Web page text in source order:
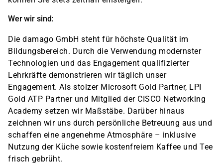
Wer wir sind:
Die damago GmbH steht für höchste Qualität im
Bildungsbereich. Durch die Verwendung modernster
Technologien und das Engagement qualifizierter
Lehrkräfte demonstrieren wir täglich unser
Engagement. Als stolzer Microsoft Gold Partner, LPI
Gold ATP Partner und Mitglied der CISCO Networking
Academy setzen wir Maßstäbe. Darüber hinaus
zeichnen wir uns durch persönliche Betreuung aus und
schaffen eine angenehme Atmosphäre – inklusive
Nutzung der Küche sowie kostenfreiem Kaffee und Tee
frisch gebrüht.